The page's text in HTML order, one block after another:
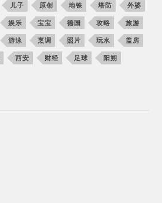
儿子 原创 地铁 塔防 外婆
娱乐 宝宝 德国 攻略 旅游
游泳 烹调 照片 玩水 盖房
西安 财经 足球 阳朔